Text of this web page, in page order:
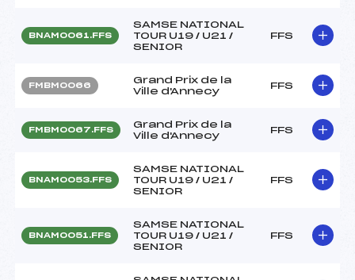
BNAM0061.FFS
SAMSE NATIONAL
TOUR U19 / U21 /
SENIOR
FFS
FMBM0066
Grand Prix de la
Ville d'Annecy
FFS
FMBM0067.FFS
Grand Prix de la
Ville d'Annecy
FFS
BNAM0053.FFS
SAMSE NATIONAL
TOUR U19 / U21 /
SENIOR
FFS
BNAM0051.FFS
SAMSE NATIONAL
TOUR U19 / U21 /
SENIOR
FFS